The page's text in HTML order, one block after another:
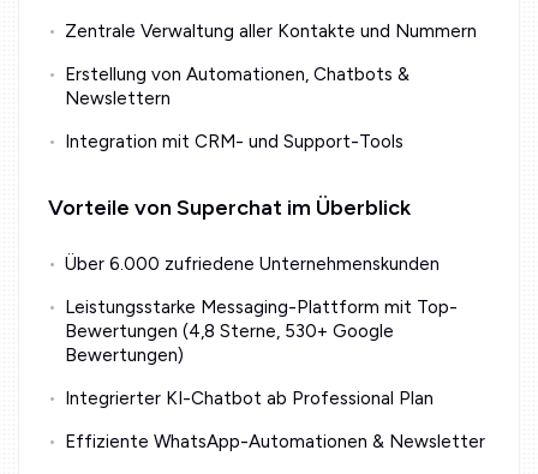
Zentrale Verwaltung aller Kontakte und Nummern
Erstellung von Automationen, Chatbots &
Newslettern
Integration mit CRM- und Support-Tools
Vorteile von Superchat im Überblick
Über 6.000 zufriedene Unternehmenskunden
Leistungsstarke Messaging-Plattform mit Top-
Bewertungen (4,8 Sterne, 530+ Google
Bewertungen)
Integrierter KI-Chatbot ab Professional Plan
Effiziente WhatsApp-Automationen & Newsletter